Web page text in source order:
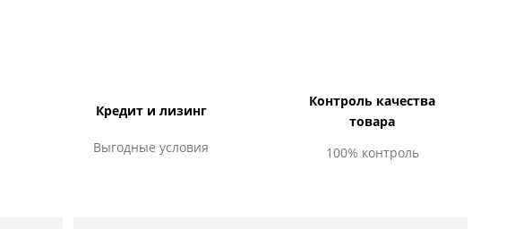
Кредит и лизинг
Выгодные условия
Контроль качества
товара
100% контроль